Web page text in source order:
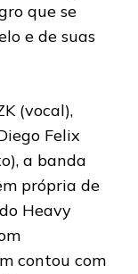
que se
e de suas
(vocal),
Felix
a banda
própria de
Heavy
contou com